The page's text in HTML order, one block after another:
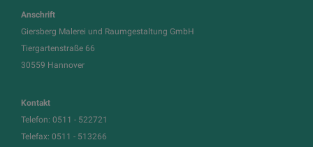
Anschrift
Giersberg Malerei und Raumgestaltung GmbH
Tiergartenstraße 66
30559 Hannover
Kontakt
Telefon: 0511 - 522721
Telefax: 0511 - 513266